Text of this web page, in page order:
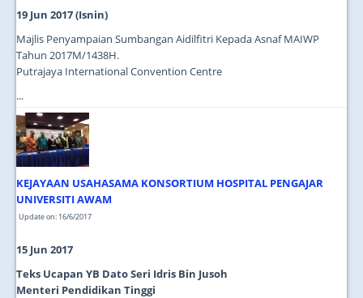
19 Jun 2017 (Isnin)
Majlis Penyampaian Sumbangan Aidilfitri Kepada Asnaf MAIWP
Tahun 2017M/1438H.
Putrajaya International Convention Centre
...
KEJAYAAN USAHASAMA KONSORTIUM HOSPITAL PENGAJAR
UNIVERSITI AWAM
Update on: 16/6/2017
15 Jun 2017
Teks Ucapan YB Dato Seri Idris Bin Jusoh
Menteri Pendidikan Tinggi